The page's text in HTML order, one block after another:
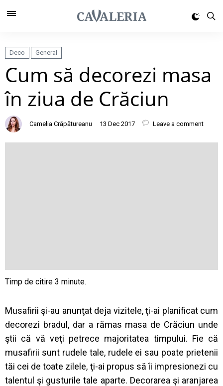
Deco General
Cum să decorezi masa
în ziua de Crăciun
Camelia Crăpătureanu 13 Dec 2017 Leave a comment
Musafirii şi-au anunţat deja vizitele, ţi-ai planificat cum
decorezi bradul, dar a rămas masa de Crăciun unde
ştii că vă veţi petrece majoritatea timpului. Fie că
musafirii sunt rudele tale, rudele ei sau poate prietenii
tăi cei de toate zilele, ţi-ai propus să îi impresionezi cu
talentul şi gusturile tale aparte. Decorarea şi aranjarea